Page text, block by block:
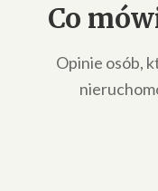
Co
Opinie osób,